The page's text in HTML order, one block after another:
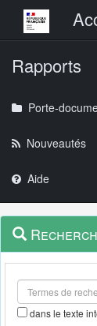
Menu principal
Rapports
Porte-
Nouveautés
Aide
Navigation
outils
Menu
contextuel
dans le texte